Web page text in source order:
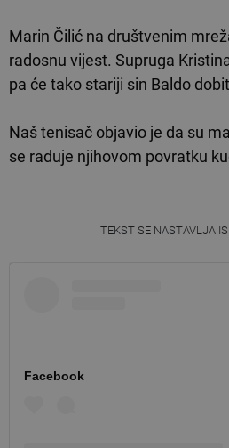
Marin Čilić na društvenim
radosnu vijest. Supruga
pa će tako stariji sin Baldo
Naš tenisač objavio je da su
se raduje njihovom povratku
TEKST SE NASTAVLJA
Facebook